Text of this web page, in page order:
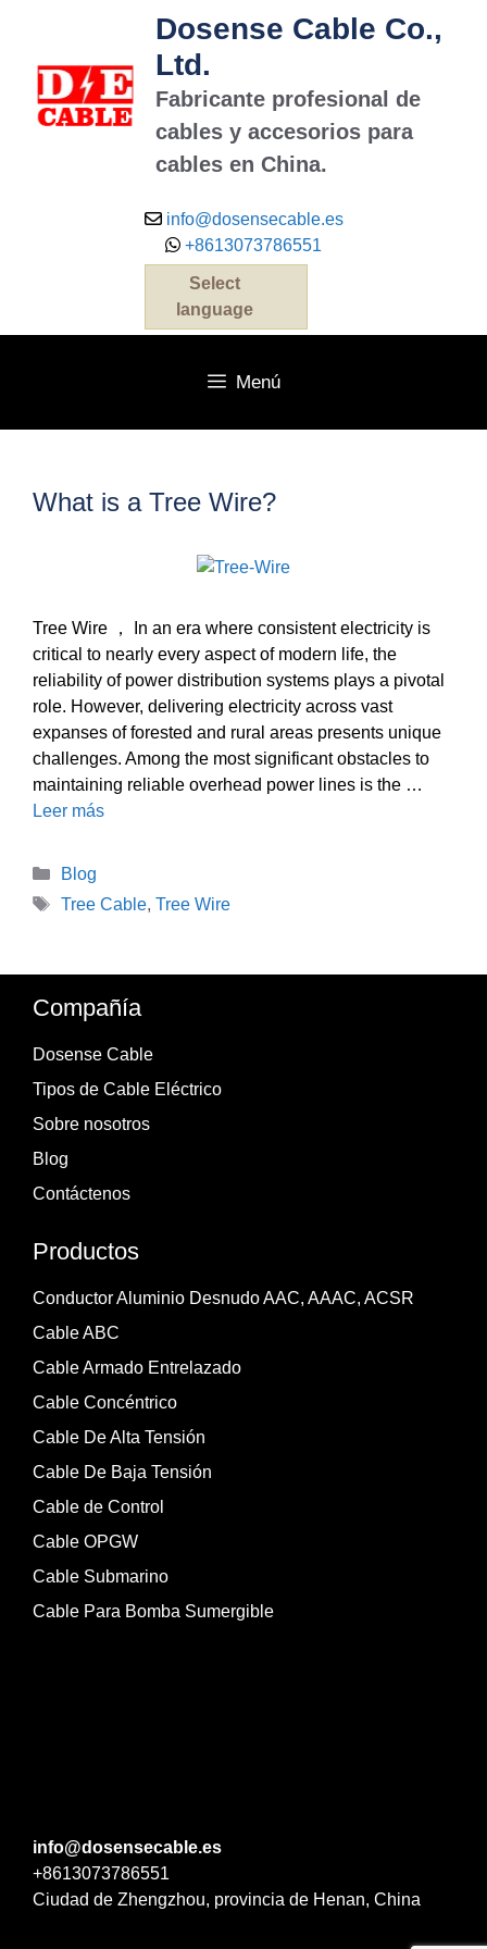
contenido
Dosense Cable Co.,
Ltd.
Fabricante profesional de
cables y accesorios para
cables en China.
info@dosensecable.es
+8613073786551
Select
language
Menú
What is a Tree Wire?
Tree Wire ， In an era where consistent electricity is
critical to nearly every aspect of modern life, the
reliability of power distribution systems plays a pivotal
role. However, delivering electricity across vast
expanses of forested and rural areas presents unique
challenges. Among the most significant obstacles to
maintaining reliable overhead power lines is the …
Leer más
Categorías
Blog
Etiquetas
Tree Cable, Tree Wire
Compañía
Dosense Cable
Tipos de Cable Eléctrico
Sobre nosotros
Blog
Contáctenos
Productos
Conductor Aluminio Desnudo AAC, AAAC, ACSR
Cable ABC
Cable Armado Entrelazado
Cable Concéntrico
Cable De Alta Tensión
Cable De Baja Tensión
Cable de Control
Cable OPGW
Cable Submarino
Cable Para Bomba Sumergible
info@dosensecable.es
+8613073786551
Ciudad de Zhengzhou, provincia de Henan, China